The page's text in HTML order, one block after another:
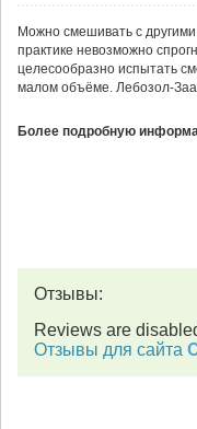
Можно смешивать с
практике невозможно
целесообразно испытать
малом объёме. Лебозол-
Более подробную
Отзывы:
Reviews are
Отзывы для сайта